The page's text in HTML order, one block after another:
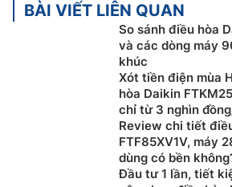
BÀI VIẾT LIÊN QUAN
So sánh điều hòa
và các dòng máy
khúc
Xót tiền điện mùa
hòa Daikin
chỉ từ 3 nghìn
Review chi tiết
FTF85XV1V, máy
dùng có bền
Đầu tư 1 lần, tiết